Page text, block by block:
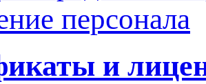
персонала
и